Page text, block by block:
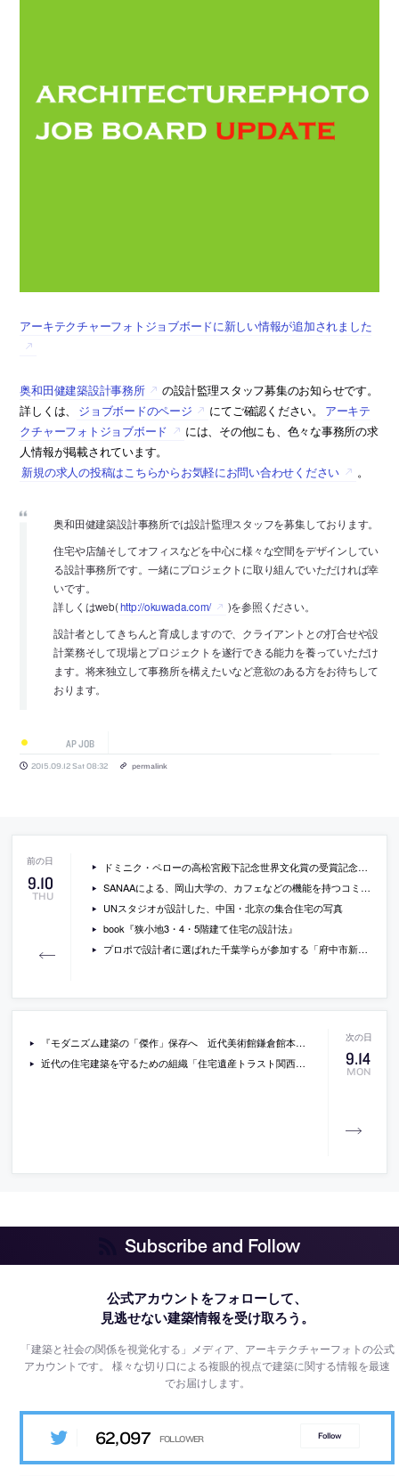
アーキテクチャーフォトジョブボードに新しい情報が追加されました
奥和田健建築設計事務所
の設計監理スタッフ募集のお知らせです。
詳しくは、
ジョブボードのページ にてご確認ください。
アーキテ
クチャーフォトジョブボード
には、その他にも、色々な事務所の求
人情報が掲載されています。
新規の求人の投稿はこちらからお気軽にお問い合わせください
。
奥和田健建築設計事務所では設計監理スタッフを募集しております。
住宅や店舗そしてオフィスなどを中心に様々な空間をデザインしてい
る設計事務所です。一緒にプロジェクトに取り組んでいただければ幸
いです。
詳しくはweb(http://okuwada.com/
)を参照ください。
設計者としてきちんと育成しますので、クライアントとの打合せや設
計業務そして現場とプロジェクトを遂行できる能力を養っていただけ
ます。将来独立して事務所を構えたいなど意欲のある方をお待ちして
おります。
AP JOB
2015.09.12 Sat 08:32 permalink
9.10
THU
ドミニク・ペローの高松宮殿下記念世界文化賞の受賞記念講演会が開催[2015/10/22]
SANAAによる、岡山大学の、カフェなどの機能を持つコミュニティ施設「Junko Fukutake Terrace」の写真
UNスタジオが設計した、中国・北京の集合住宅の写真
book『狭小地3・4・5階建て住宅の設計法』
プロポで設計者に選ばれた千葉学らが参加する「府中市新庁舎建設シンポジウム」が開催[2015/10/11]
9.14
MON
『モダニズム建築の「傑作」保存へ 近代美術館鎌倉館本館』（朝日新聞DEGITAL）
近代の住宅建築を守るための組織「住宅遺産トラスト関西」が設立。10/3には大阪で設立シンポジウムも。
Subscribe and Follow
公式アカウントをフォローして、
見逃せない建築情報を受け取ろう。
「建築と社会の関係を視覚化する」メディア、アーキテクチャーフォトの公式
アカウントです。様々な切り口による複眼的視点で建築に関する情報を最速
でお届けします。
62,097 Follow